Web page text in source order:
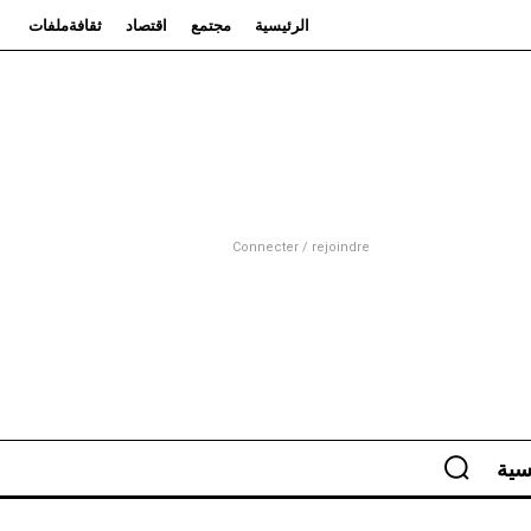
الرئيسية مجتمع اقتصاد ثقافةملفات
Connecter / rejoindre